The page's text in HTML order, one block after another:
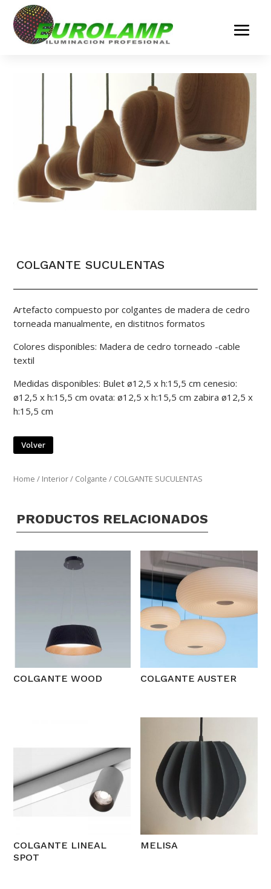
COLGANTE SUCULENTAS
Artefacto compuesto por colgantes de madera de cedro
torneada manualmente, en distitnos formatos
Colores disponibles: Madera de cedro torneado -cable
textil
Medidas disponibles: Bulet ø12,5 x h:15,5 cm cenesio:
ø12,5 x h:15,5 cm ovata: ø12,5 x h:15,5 cm zabira ø12,5 x
h:15,5 cm
Volver
Home / Interior/ Colgante / COLGANTE SUCULENTAS
PRODUCTOS RELACIONADOS
COLGANTE WOOD COLGANTE AUSTER
COLGANTE LINEAL
SPOT
MELISA